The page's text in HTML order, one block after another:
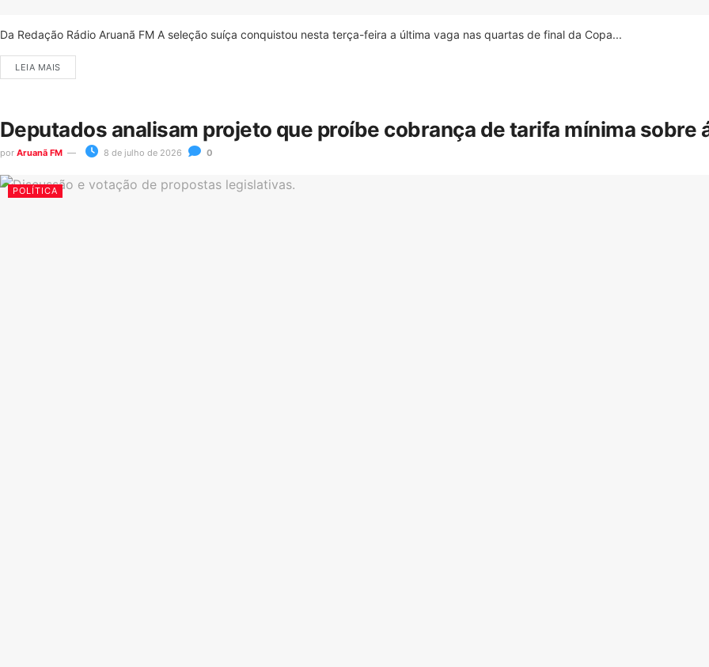
Da Redação Rádio Aruanã FM A seleção suíça conquistou nesta terça-feira a última vaga nas quartas de final da Copa...
LEIA MAIS
Deputados analisam projeto que proíbe cobrança de tarifa mínima sobre
por Aruanã FM 8 de julho de 2026 0
POLÍTICA